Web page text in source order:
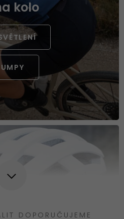
kolo
DOPORUČUJEME